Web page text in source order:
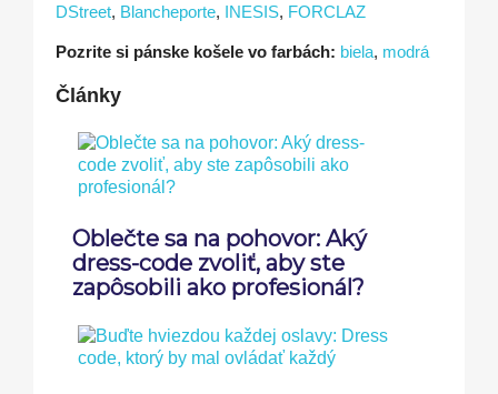
DStreet, Blancheporte, INESIS, FORCLAZ
Pozrite si pánske košele vo farbách: biela, modrá
Články
Oblečte sa na pohovor: Aký
dress-code zvoliť, aby ste
zapôsobili ako profesionál?